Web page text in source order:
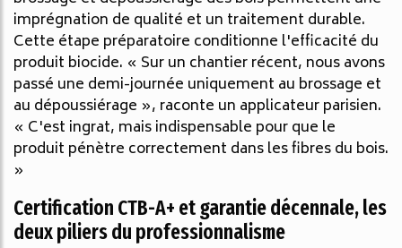
imprégnation de qualité et un traitement durable.
Cette étape préparatoire conditionne l'efficacité du
produit biocide. « Sur un chantier récent, nous avons
passé une demi-journée uniquement au brossage et
au dépoussiérage », raconte un applicateur parisien.
« C'est ingrat, mais indispensable pour que le
produit pénètre correctement dans les fibres du bois.
»
Certification CTB-A+ et garantie décennale, les
deux piliers du professionnalisme